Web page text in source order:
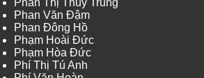
Phan Thị Thủy Trung
Phan Văn Đậm
Phan Đông Hồ
Phạm Hoài Đức
Phạm Hòa Đức
Phí Thị Tú Anh